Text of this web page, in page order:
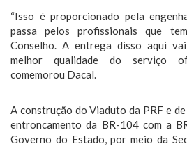
“Isso é proporcionado pela
passa pelos profissionais que
Conselho. A entrega disso aqui
melhor qualidade do serviço
comemorou Dacal.
A construção do Viaduto da PRF e
entroncamento da BR-104 com a
Governo do Estado, por meio da